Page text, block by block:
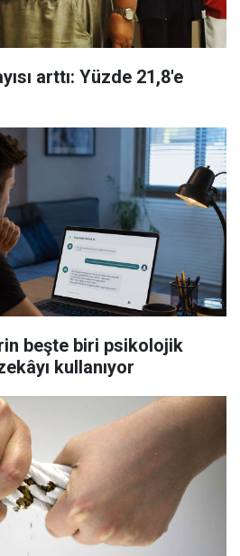
arttı: Yüzde 21,8'e
beşte biri psikolojik
kullanıyor